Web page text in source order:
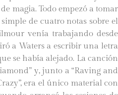
magia. Todo empezó a tomar
de cuatro notas sobre el
venía trabajando desde
a Waters a escribir una letra
se había alejado. La canción
y, junto a “Raving and
era el único material con